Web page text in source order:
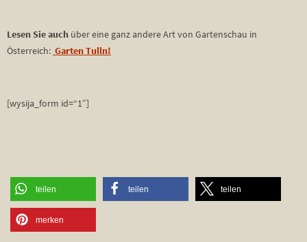
Lesen Sie auch über eine ganz andere Art von Gartenschau in
Österreich: Garten Tulln!
[wysija_form id=“1″]
teilen teilen teilen
merken